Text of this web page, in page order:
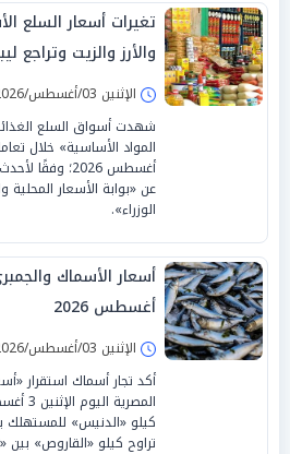
تغيرات أسعار السلع
والأرز والزيت وتراجع
الإثنين 03/أغسطس/2026 - 10:32 م
شهدت أسواق السلع
أغسطس 2026؛
عن «بوابة الأسعار المحلية
الوزراء».
أغسطس 2026
الإثنين 03/أغسطس/2026 - 10:00 ص
أكد تجار أسماك استقرار